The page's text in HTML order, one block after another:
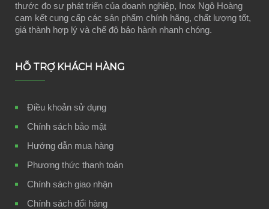
thước đo sự phát triển của doanh nghiệp, Inox Ngô Hoàng
cam kết cung cấp các sản phẩm chính hãng, chất lượng tốt,
giá thành hợp lý và chế độ bảo hành nhanh chóng.
HỖ TRỢ KHÁCH HÀNG
Điều khoản sử dụng
Chính sách bảo mật
Hướng dẫn mua hàng
Phương thức thanh toán
Chính sách giao nhận
Chính sách đổi hàng